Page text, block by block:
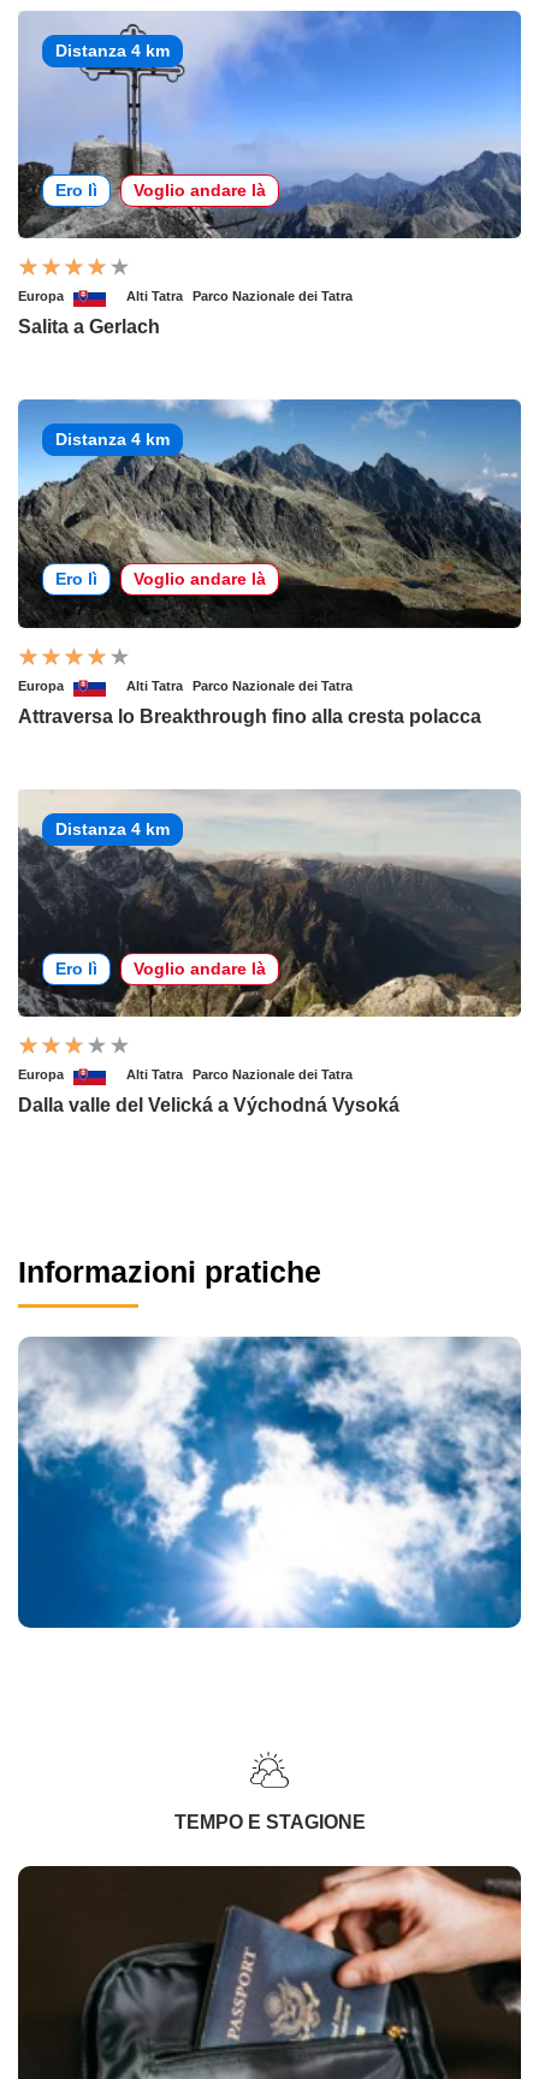
Distanza 4 km
Ero lì Voglio andare là
Europa Alti Tatra Parco Nazionale dei Tatra
Salita a Gerlach
Distanza 4 km
Ero lì Voglio andare là
Europa Alti Tatra Parco Nazionale dei Tatra
Attraversa lo Breakthrough fino alla cresta polacca
Distanza 4 km
Ero lì Voglio andare là
Europa Alti Tatra Parco Nazionale dei Tatra
Dalla valle del Velická a Východná Vysoká
Informazioni pratiche
TEMPO E STAGIONE